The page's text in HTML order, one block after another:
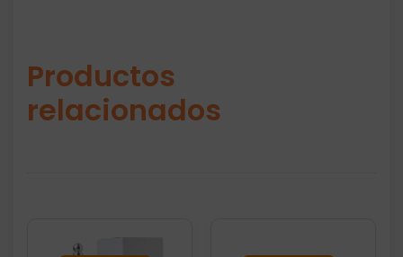
Productos
relacionados